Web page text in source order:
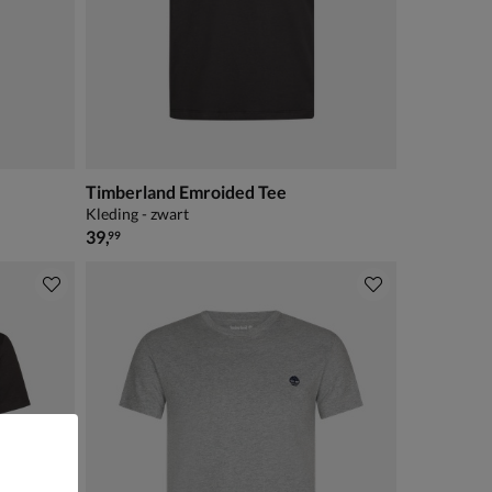
Timberland Emroided Tee
Kleding - zwart
€ 39,99
39,99